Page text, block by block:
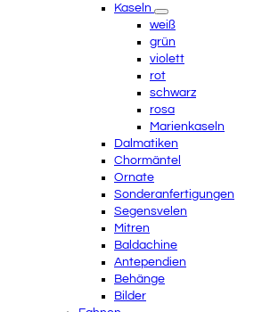
Kaseln
weiß
grün
violett
rot
schwarz
rosa
Marienkaseln
Dalmatiken
Chormäntel
Ornate
Sonderanfertigungen
Segensvelen
Mitren
Baldachine
Antependien
Behänge
Bilder